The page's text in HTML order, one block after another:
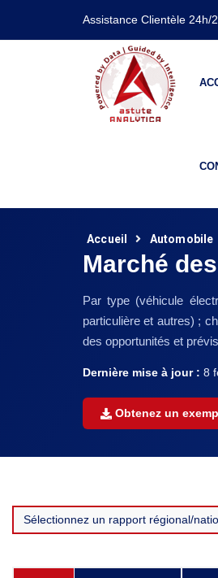
Assistance Clientèle 24h/
Accueil Automobile
Marché
Par type (véhicule
particulière et autres) ;
des opportunités et
Dernière mise à jour : 8
Obtenez un